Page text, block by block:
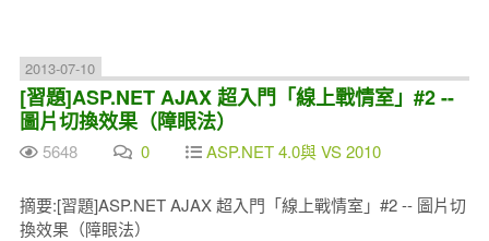
2013-07-10
[習題]ASP.NET AJAX 超入門「線上戰情室」#2 --
圖片切換效果（障眼法）
5648 0 ASP.NET 4.0與 VS 2010
摘要:[習題]ASP.NET AJAX 超入門「線上戰情室」#2 -- 圖片切
換效果（障眼法）